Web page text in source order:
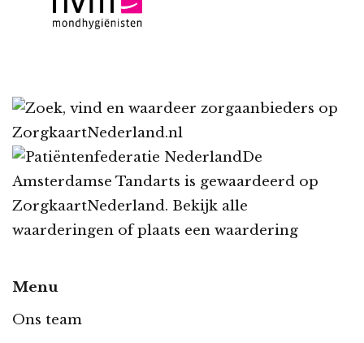
De
Amsterdamse Tandarts is gewaardeerd op
ZorgkaartNederland. Bekijk alle
waarderingen ofplaats een waardering
Menu
Ons team